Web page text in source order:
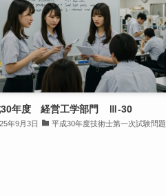
30年度 経営工学部門 Ⅲ-30
年9月3日 平成30年度技術士第一次試験問題